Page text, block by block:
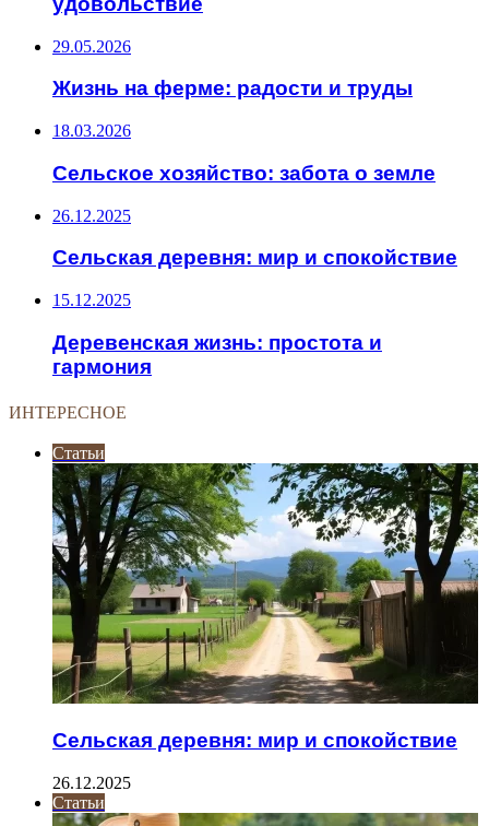
29.05.2026
Жизнь на ферме: радости и труды
18.03.2026
Сельское хозяйство: забота о земле
26.12.2025
Сельская деревня: мир и спокойствие
15.12.2025
Деревенская жизнь: простота и
гармония
ИНТЕРЕСНОЕ
Статьи
Сельская деревня: мир и спокойствие
26.12.2025
Статьи